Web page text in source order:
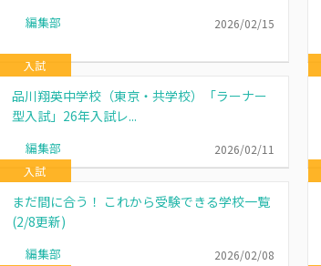
編集部 2026/02/15
入試
品川翔英中学校（東京・共学校）「ラーナー
型入試」26年入試レ...
編集部 2026/02/11
入試
まだ間に合う！ これから受験できる学校一覧
(2/8更新)
編集部 2026/02/08